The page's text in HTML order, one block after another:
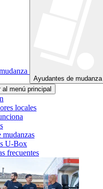
Ayudantes de mudanza
al menú principal
locales
mudanzas
U-Box
frecuentes